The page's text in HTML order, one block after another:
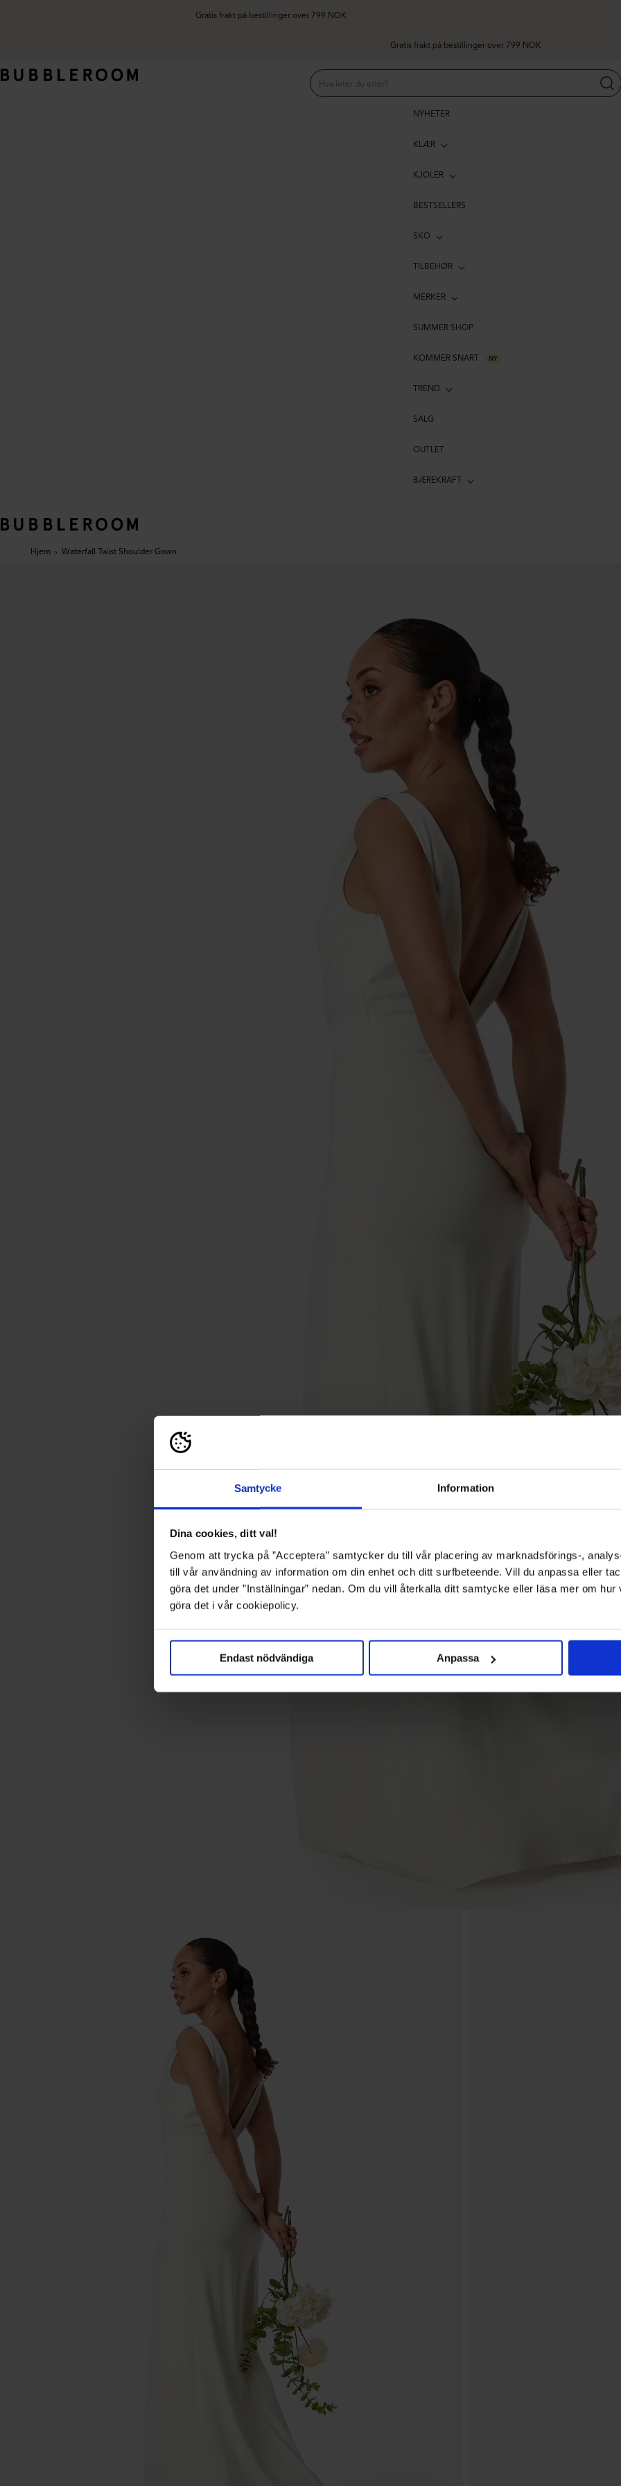
Samtycke Information
Dina cookies, ditt val!
Genom att trycka på ”Acceptera” samtycker du till vår placering av marknadsförings-,
till vår användning av information om din enhet och ditt surfbeteende. Vill du anpassa eller
göra det under ”Inställningar” nedan. Om du vill återkalla ditt samtycke eller läsa mer om
göra det i vår cookiepolicy.
Endast nödvändiga Anpassa
Gratis frakt på bestillinger over 799 NOK
NYHETER
KLÆR
KJOLER
BESTSELLERS
SKO
TILBEHØR
MERKER
SUMMER SHOP
KOMMER SNART NY
TREND
SALG
OUTLET
BÆREKRAFT
Hjem › Waterfall Twist Shoulder Gown